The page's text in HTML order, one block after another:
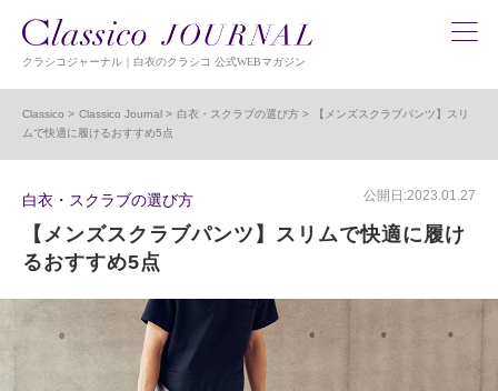
クラシコジャーナル｜白衣のクラシコ 公式WEBマガジン
Classico Classico Journal 白衣・スクラブの選び方
【メンズスクラブパンツ】スリ
ムで快適に履けるおすすめ5点
白衣・スクラブの選び方 公開日:2023.01.27
【メンズスクラブパンツ】スリムで快適に履け
るおすすめ5点